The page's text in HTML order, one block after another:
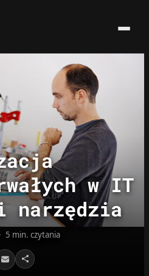
w IT
narzędzia
5 min. czytania